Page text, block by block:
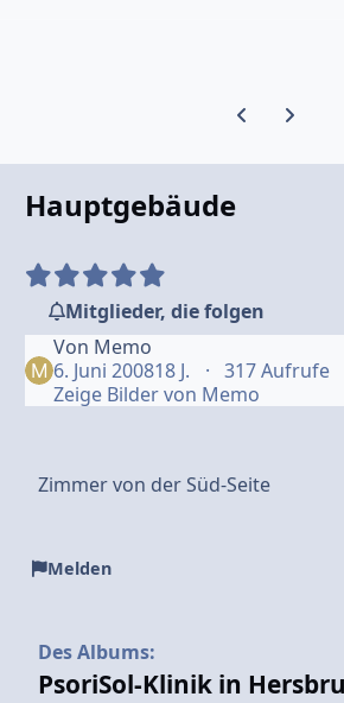
Vorherige
Hauptgebäude
Mitglieder, die folgen
Von Memo
6. Juni 200818 J.
317 Aufrufe
Zeige Bilder von Memo
Zimmer von der Süd-Seite
Melden
Des Albums:
PsoriSol-Klinik in